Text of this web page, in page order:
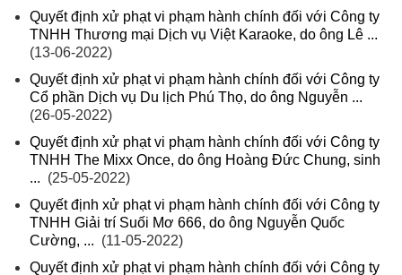
Quyết định xử phạt vi phạm hành chính đối với Công ty
TNHH Thương mại Dịch vụ Việt Karaoke, do ông Lê ...
(13-06-2022)
Quyết định xử phạt vi phạm hành chính đối với Công ty
Cổ phần Dịch vụ Du lịch Phú Thọ, do ông Nguyễn ...
(26-05-2022)
Quyết định xử phạt vi phạm hành chính đối với Công ty
TNHH The Mixx Once, do ông Hoàng Đức Chung, sinh
... (25-05-2022)
Quyết định xử phạt vi phạm hành chính đối với Công ty
TNHH Giải trí Suối Mơ 666, do ông Nguyễn Quốc
Cường, ... (11-05-2022)
Quyết định xử phạt vi phạm hành chính đối với Công ty